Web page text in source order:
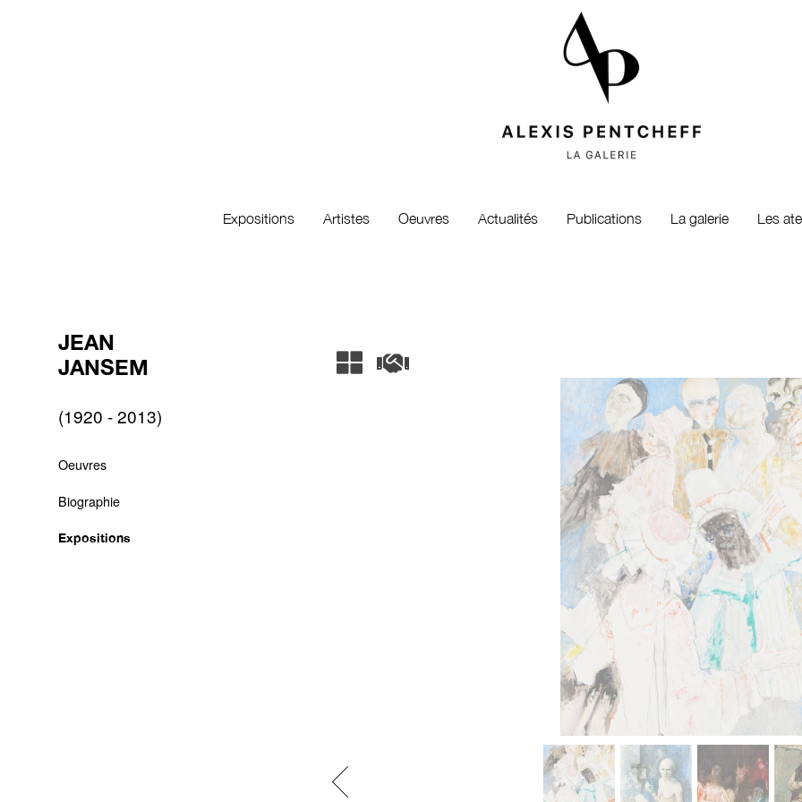
Expositions Artistes Oeuvres Actualités Publications La galerie Les
JEAN
JANSEM
(1920 - 2013)
Oeuvres
Biographie
Expositions
Previous